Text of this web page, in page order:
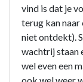
vind is dat je
terug kan naar
niet ontdekt).
wachtrij staan
wel even een
ook wel weer